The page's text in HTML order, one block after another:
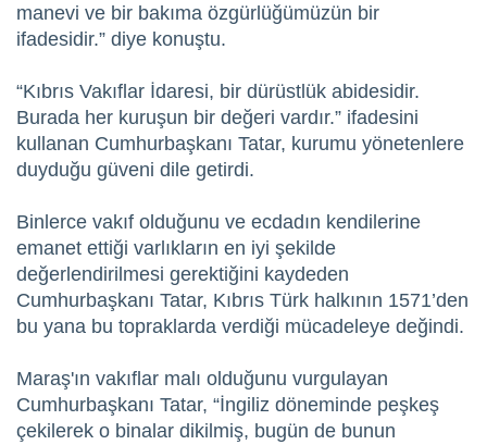
manevi ve bir bakıma özgürlüğümüzün bir
ifadesidir.” diye konuştu.
“Kıbrıs Vakıflar İdaresi, bir dürüstlük abidesidir.
Burada her kuruşun bir değeri vardır.” ifadesini
kullanan Cumhurbaşkanı Tatar, kurumu yönetenlere
duyduğu güveni dile getirdi.
Binlerce vakıf olduğunu ve ecdadın kendilerine
emanet ettiği varlıkların en iyi şekilde
değerlendirilmesi gerektiğini kaydeden
Cumhurbaşkanı Tatar, Kıbrıs Türk halkının 1571’den
bu yana bu topraklarda verdiği mücadeleye değindi.
Maraş'ın vakıflar malı olduğunu vurgulayan
Cumhurbaşkanı Tatar, “İngiliz döneminde peşkeş
çekilerek o binalar dikilmiş, bugün de bunun